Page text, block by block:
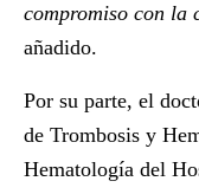
compromiso con la
añadido.
Por su parte, el
de Trombosis y
Hematología del